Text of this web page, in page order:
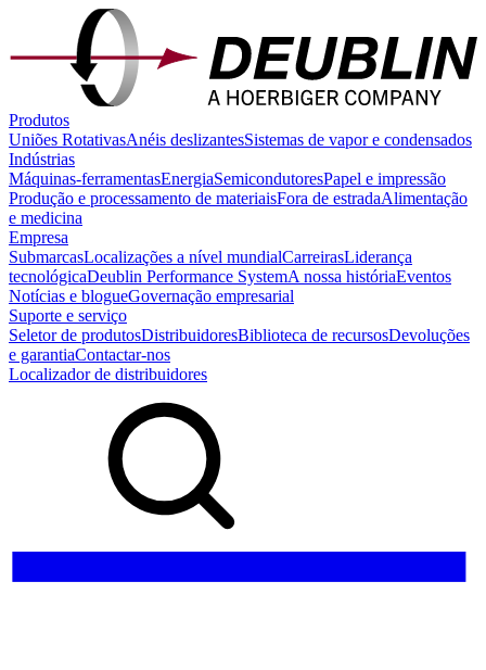
Produtos
Uniões RotativasAnéis deslizantesSistemas de vapor e condensados
Indústrias
Máquinas-ferramentasEnergiaSemicondutoresPapel e impressão
Produção e processamento de materiaisFora de estradaAlimentação
e medicina
Empresa
SubmarcasLocalizações a nível mundialCarreirasLiderança
tecnológicaDeublin Performance SystemA nossa históriaEventos
Notícias e blogueGovernação empresarial
Suporte e serviço
Seletor de produtosDistribuidoresBiblioteca de recursosDevoluções
e garantiaContactar-nos
Localizador de distribuidores